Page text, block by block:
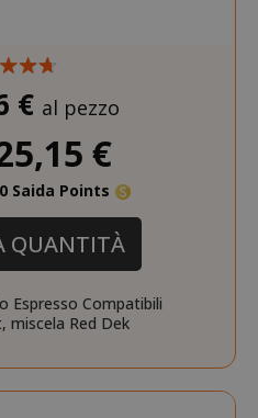
€ al pezzo
€
Saida Points
QUANTITÀ
Espresso Compatibili
miscela Red Dek